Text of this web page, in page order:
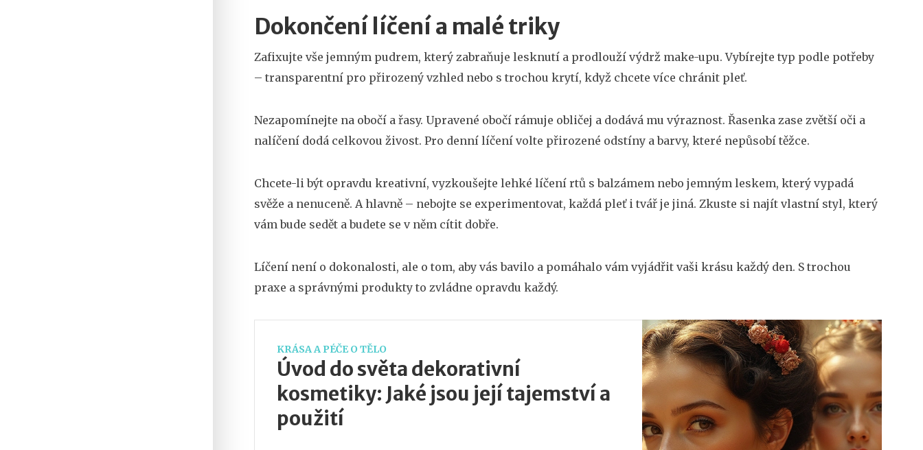
Dokončení líčení a malé triky
Zafixujte vše jemným pudrem, který zabraňuje lesknutí a prodlouží výdrž make-upu. Vybírejte typ podle potřeby
– transparentní pro přirozený vzhled nebo s trochou krytí, když chcete více chránit pleť.
Nezapomínejte na obočí a řasy. Upravené obočí rámuje obličej a dodává mu výraznost. Řasenka zase zvětší oči a
nalíčení dodá celkovou živost. Pro denní líčení volte přirozené odstíny a barvy, které nepůsobí těžce.
Chcete-li být opravdu kreativní, vyzkoušejte lehké líčení rtů s balzámem nebo jemným leskem, který vypadá
svěže a nenuceně. A hlavně – nebojte se experimentovat, každá pleť i tvář je jiná. Zkuste si najít vlastní styl, který
vám bude sedět a budete se v něm cítit dobře.
Líčení není o dokonalosti, ale o tom, aby vás bavilo a pomáhalo vám vyjádřit vaši krásu každý den. S trochou
praxe a správnými produkty to zvládne opravdu každý.
KRÁSA A PÉČE O TĚLO
Úvod do světa dekorativní
kosmetiky: Jaké jsou její tajemství a
použití